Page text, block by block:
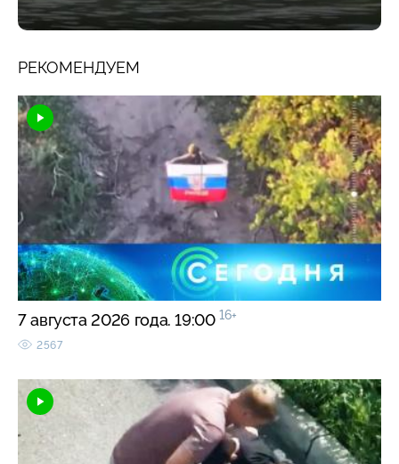
РЕКОМЕНДУЕМ
7 августа 2026 года. 19:00 16+
2567